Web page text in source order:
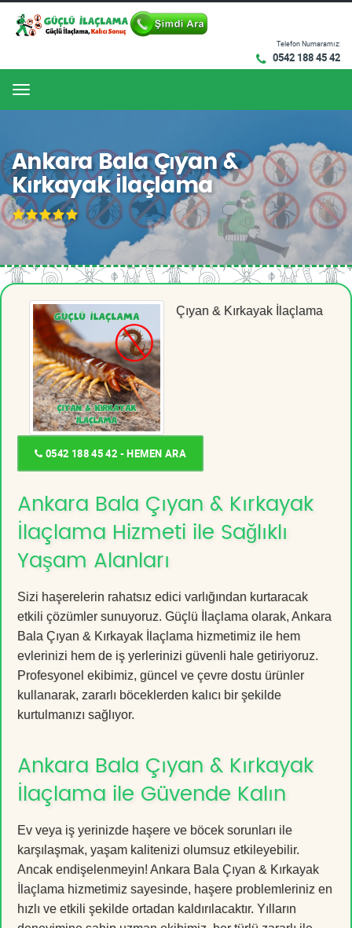
Telefon Numaramız:
0542 188 45 42
Menu
Ankara Bala Çıyan &
Kırkayak İlaçlama
Çıyan & Kırkayak İlaçlama
0542 188 45 42 - HEMEN ARA
Ankara Bala Çıyan & Kırkayak
İlaçlama Hizmeti ile Sağlıklı
Yaşam Alanları
Sizi haşerelerin rahatsız edici varlığından kurtaracak
etkili çözümler sunuyoruz. Güçlü İlaçlama olarak, Ankara
Bala Çıyan & Kırkayak İlaçlama hizmetimiz ile hem
evlerinizi hem de iş yerlerinizi güvenli hale getiriyoruz.
Profesyonel ekibimiz, güncel ve çevre dostu ürünler
kullanarak, zararlı böceklerden kalıcı bir şekilde
kurtulmanızı sağlıyor.
Ankara Bala Çıyan & Kırkayak
İlaçlama ile Güvende Kalın
Ev veya iş yerinizde haşere ve böcek sorunları ile
karşılaşmak, yaşam kalitenizi olumsuz etkileyebilir.
Ancak endişelenmeyin! Ankara Bala Çıyan & Kırkayak
İlaçlama hizmetimiz sayesinde, haşere problemleriniz en
hızlı ve etkili şekilde ortadan kaldırılacaktır. Yılların